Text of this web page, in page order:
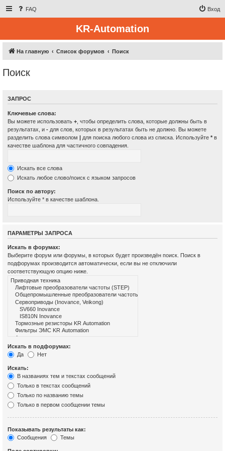
FAQ Вход
KR-Automation
На главную Список форумов Поиск
Поиск
ЗАПРОС
Ключевые слова:
Вы можете использовать + , чтобы определить слова, которые должны быть в
результатах, и - для слов, которых в результатах быть не должно. Вы можете
разделить слова символом | для поиска любого слова из списка. Используйте * в
качестве шаблона для частичного совпадения.
Искать все слова
Искать любое слово/поиск с языком запросов
Поиск по автору:
Используйте * в качестве шаблона.
ПАРАМЕТРЫ ЗАПРОСА
Искать в форумах:
Выберите форум или форумы, в которых будет произведён поиск. Поиск в
подфорумах производится автоматически, если вы не отключили
соответствующую опцию ниже.
Искать в подфорумах:
Да
Нет
Искать:
В названиях тем и текстах сообщений
Только в текстах сообщений
Только по названию темы
Только в первом сообщении темы
Показывать результаты как:
Сообщения
Темы